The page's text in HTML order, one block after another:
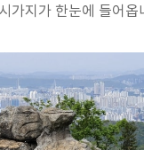
가지가 한눈에 들어옵